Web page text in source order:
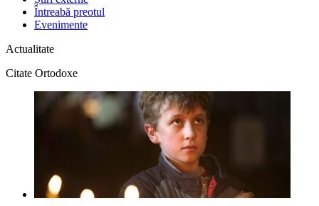
Întreabă preotul
Evenimente
Actualitate
Citate Ortodoxe